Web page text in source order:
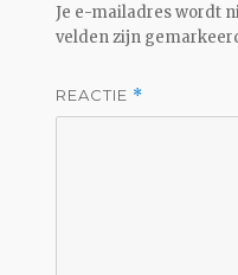
Je e-mailadres wordt
velden zijn
REACTIE *